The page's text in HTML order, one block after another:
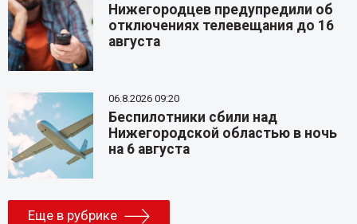
Нижегородцев предупредили об
отключениях телевещания до 16
августа
06.8.2026 09:20
Беспилотники сбили над
Нижегородской областью в ночь
на 6 августа
Еще в рубрике